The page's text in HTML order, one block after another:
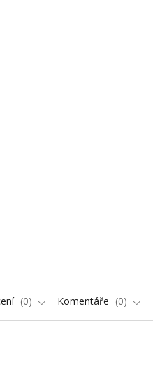
0 Komentáře 0